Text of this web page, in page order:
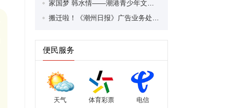
便民服务
天气 体育彩票 电信